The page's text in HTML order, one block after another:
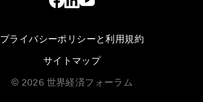
プライバシーポリシーと利用規約
サイトマップ
© 2026 世界経済フォーラム